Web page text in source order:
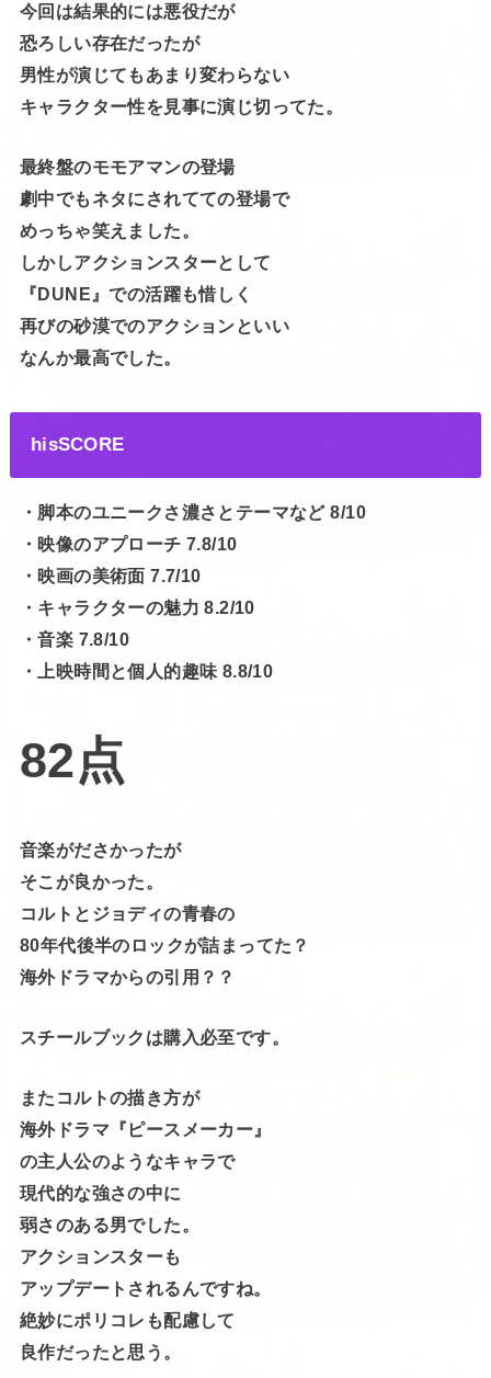
今回は結果的には悪役だが
恐ろしい存在だったが
男性が演じてもあまり変わらない
キャラクター性を見事に演じ切ってた。
最終盤のモモアマンの登場
劇中でもネタにされてての登場で
めっちゃ笑えました。
しかしアクションスターとして
『DUNE』での活躍も惜しく
再びの砂漠でのアクションといい
なんか最高でした。
hisSCORE
・脚本のユニークさ濃さとテーマなど 8/10
・映像のアプローチ 7.8/10
・映画の美術面 7.7/10
・キャラクターの魅力 8.2/10
・音楽 7.8/10
・上映時間と個人的趣味 8.8/10
82点
音楽がださかったが
そこが良かった。
コルトとジョディの青春の
80年代後半のロックが詰まってた？
海外ドラマからの引用？？
スチールブックは購入必至です。
またコルトの描き方が
海外ドラマ『ピースメーカー』
の主人公のようなキャラで
現代的な強さの中に
弱さのある男でした。
アクションスターも
アップデートされるんですね。
絶妙にポリコレも配慮して
良作だったと思う。